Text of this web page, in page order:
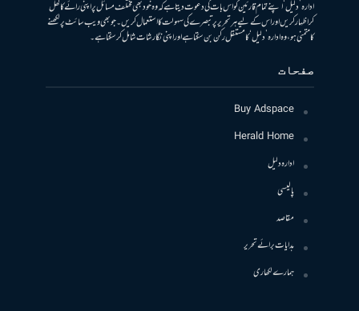
ادارہ ’دلیل‘ اپنے تمام قارئین کو اس بات کی دعوت دیتا ہے کہ وہ خود بھی مختلف مسائل پر اپنی رائے کا کھل
کر اظہار کریں اور اس کے لیے ہر تحریر پر تبصرے کی سہولت کا استعمال کریں۔ جو بھی ویب سائٹ پر لکھنے
کا متمنی ہو، وہ ادارہ ’دلیل‘ کا مستقل رکن بن سکتا ہے اور اپنی نگارشات شامل کرسکتا ہے۔
صفحات
Buy Adspace
Herald Home
ادارہ دلیل
پالیسی
مقاصد
ہدایات برائے تحریر
ہمارے لکھاری